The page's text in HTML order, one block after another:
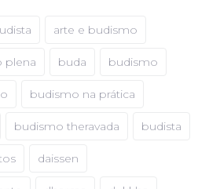
arte e budismo
plena buda budismo
budismo na prática
budismo theravada budista
daissen